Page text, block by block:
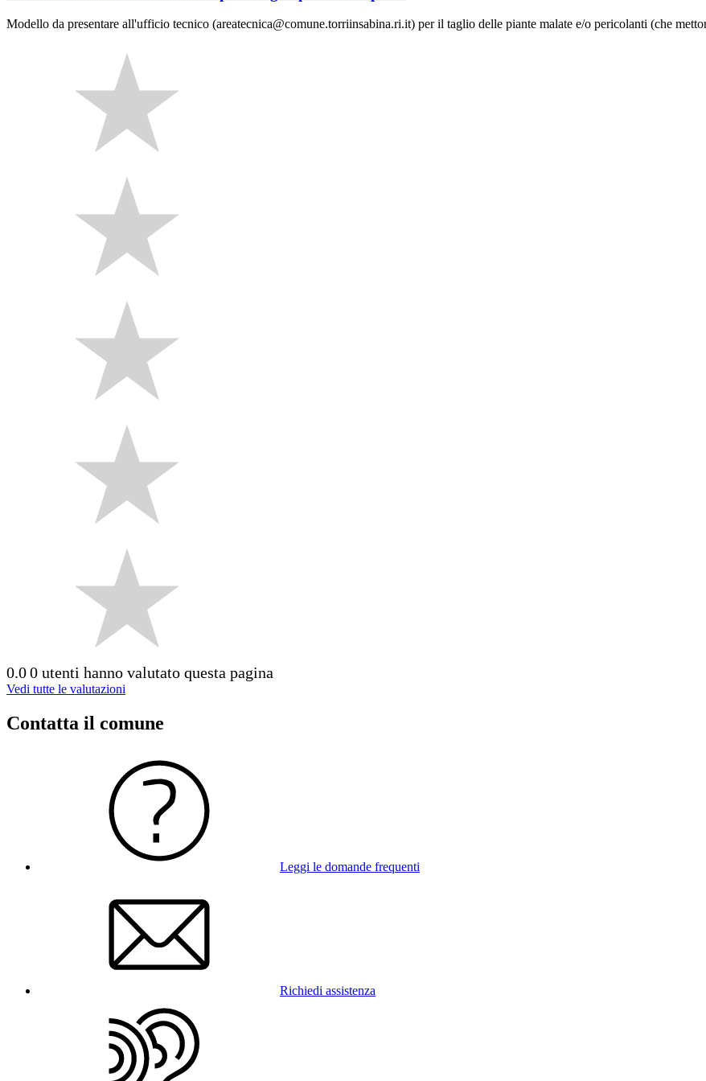
Modello da presentare all'ufficio tecnico (areatecnica@comune.torriinsabina.ri.it) per il taglio delle piante malate e/o pericolanti (che
0.00 utenti hanno valutato questa pagina
Vedi tutte le valutazioni
Contatta il comune
Leggi le domande frequenti
Richiedi assistenza